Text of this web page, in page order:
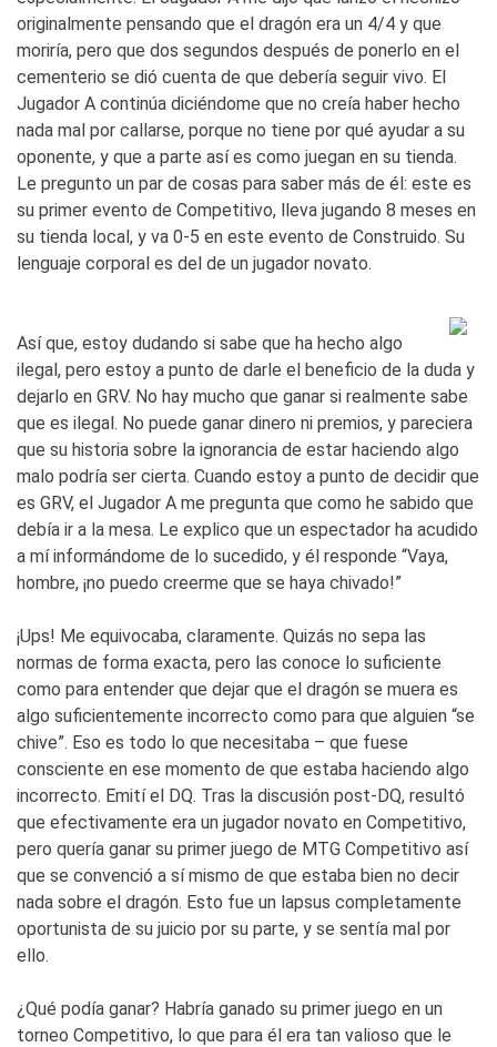
originalmente pensando que el dragón era un 4/4 y que
moriría, pero que dos segundos después de ponerlo en el
cementerio se dió cuenta de que debería seguir vivo. El
Jugador A continúa diciéndome que no creía haber hecho
nada mal por callarse, porque no tiene por qué ayudar a su
oponente, y que a parte así es como juegan en su tienda.
Le pregunto un par de cosas para saber más de él: este es
su primer evento de Competitivo, lleva jugando 8 meses en
su tienda local, y va 0-5 en este evento de Construido. Su
lenguaje corporal es del de un jugador novato.
Así que, estoy dudando si sabe que ha hecho algo
ilegal, pero estoy a punto de darle el beneficio de la duda y
dejarlo en GRV. No hay mucho que ganar si realmente sabe
que es ilegal. No puede ganar dinero ni premios, y pareciera
que su historia sobre la ignorancia de estar haciendo algo
malo podría ser cierta. Cuando estoy a punto de decidir que
es GRV, el Jugador A me pregunta que como he sabido que
debía ir a la mesa. Le explico que un espectador ha acudido
a mí informándome de lo sucedido, y él responde “Vaya,
hombre, ¡no puedo creerme que se haya chivado!”
¡Ups! Me equivocaba, claramente. Quizás no sepa las
normas de forma exacta, pero las conoce lo suficiente
como para entender que dejar que el dragón se muera es
algo suficientemente incorrecto como para que alguien “se
chive”. Eso es todo lo que necesitaba – que fuese
consciente en ese momento de que estaba haciendo algo
incorrecto. Emití el DQ. Tras la discusión post-DQ, resultó
que efectivamente era un jugador novato en Competitivo,
pero quería ganar su primer juego de MTG Competitivo así
que se convenció a sí mismo de que estaba bien no decir
nada sobre el dragón. Esto fue un lapsus completamente
oportunista de su juicio por su parte, y se sentía mal por
ello.
¿Qué podía ganar? Habría ganado su primer juego en un
torneo Competitivo, lo que para él era tan valioso que le